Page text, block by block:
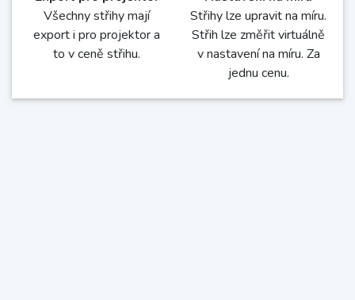
Export pro projektor
Všechny střihy mají
export i pro projektor a
Nastavení na míru
Střihy lze upravit na míru.
Střih lze změřit virtuálně
v nastavení na míru. Za
jednu cenu.